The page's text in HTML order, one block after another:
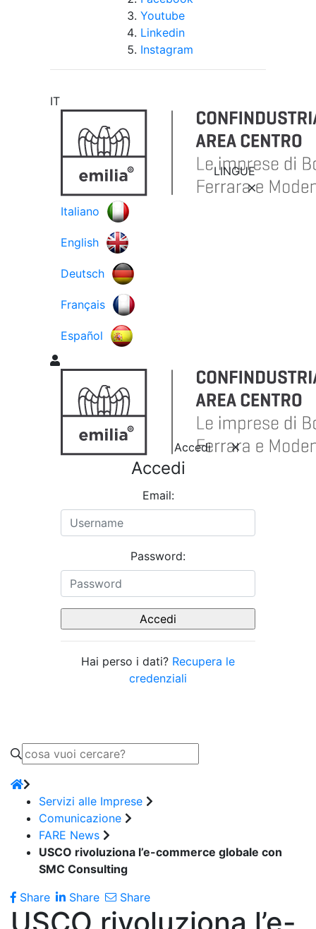
Youtube
Linkedin
Instagram
IT
LINGUE
Italiano
English
Deutsch
Français
Español
Accedi
Accedi
Email:
Password:
Hai perso i dati? Recupera le
credenziali
Servizi alle Imprese
Comunicazione
FARE News
USCO rivoluziona l’e-commerce globale con
SMC Consulting
Share
Share Share